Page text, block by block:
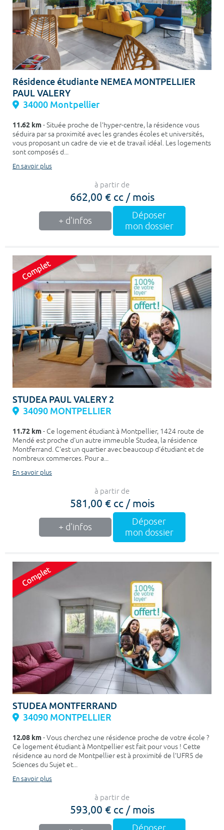
Résidence étudiante NEMEA MONTPELLIER
PAUL VALERY
34000 Montpellier
11.62 km- Située proche de l’hyper-centre, la résidence vous
séduira par sa proximité avec les grandes écoles et universités,
vous proposant un cadre de vie et de travail idéal. Les logements
sont composés d...
En savoir plus
à partir de
662,00 € cc / mois
+ d'infos
Déposer
mon dossier
STUDEA PAUL VALERY 2
34090 MONTPELLIER
11.72 km- Ce logement étudiant à Montpellier, 1424 route de
Mendé est proche d'un autre immeuble Studea, la résidence
Montferrand. C'est un quartier avec beaucoup d’étudiant et de
nombreux commerces. Pour a...
En savoir plus
à partir de
581,00 € cc / mois
+ d'infos
Déposer
mon dossier
STUDEA MONTFERRAND
34090 MONTPELLIER
12.08 km- Vous cherchez une résidence proche de votre école ?
Ce logement étudiant à Montpellier est fait pour vous ! Cette
résidence au nord de Montpellier est à proximité de l’UFR5 de
Sciences du Sujet et...
En savoir plus
à partir de
593,00 € cc / mois